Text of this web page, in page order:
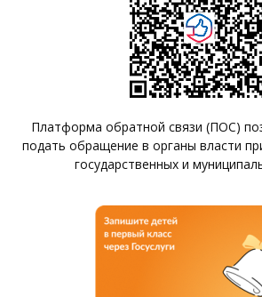
Платформа обратной связи (ПОС)
подать обращение в органы власти
государственных и